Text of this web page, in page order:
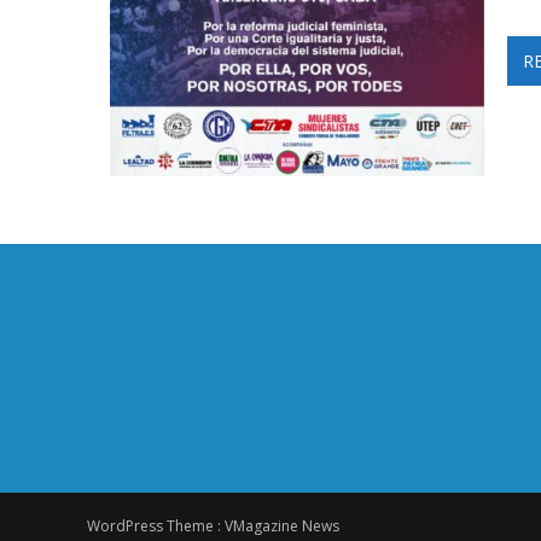
WordPress Theme : VMagazine News